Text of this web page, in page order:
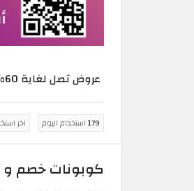
عروض تصل لغاية 60%
179استخدام اليوم اخر
كوبونات خصم و